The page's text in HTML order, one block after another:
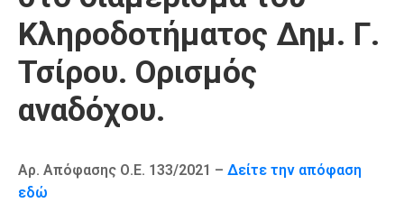
Κληροδοτήματος Δημ. Γ.
Τσίρου. Ορισμός
αναδόχου.
Αρ. Απόφασης Ο.Ε. 133/2021 – Δείτε την απόφαση
εδώ